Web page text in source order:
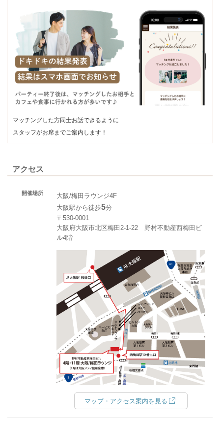
マッチングした方同士お話できるように
スタッフがお席までご案内します！
アクセス
開催場所
大阪/梅田ラウンジ4F
大阪駅から徒歩5分
〒530-0001
大阪府大阪市北区梅田2-1-22 野村不動産西梅田ビ
ル4階
マップ・アクセス案内を見る